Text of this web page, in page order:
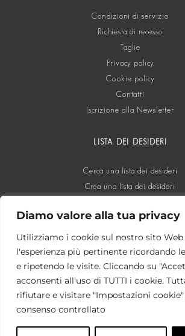
Diamo valore alla tua privacy
Utilizziamo i cookie sul nostro sito
l'esperienza più pertinente ricordando
e ripetendo le visite. Cliccando su
acconsenti all'uso di TUTTI i cookie.
rifiutare e visitare "Impostazioni
consenso controllato
Condizioni di servizio
Richiesta di recesso
Taglie
Privacy policy
Cookie policy
Contatti
Iscrizione alla Newsletter
LISTA DEI DESIDERI
Cerca una lista dei desideri
Crea una lista dei desideri
SOCIAL